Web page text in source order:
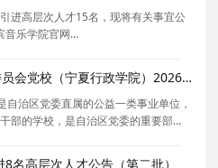
进高层次人才15名，现将有关事宜公
音乐学院官网
聘计划 详见《哈尔滨音乐学院2026年
三、高层次人才引进条件 （一）基
中国共产党宁夏回族自治区委员会党校（宁夏行政学院）2026年第二批自主公开招聘7名教师公告
治区党委直属的公益一类事业单位，
部的学校，是自治区党委的重要部
，是党的思想理论建设的重要阵地，
究机构和重要智
名高层次人才公告（第二批）